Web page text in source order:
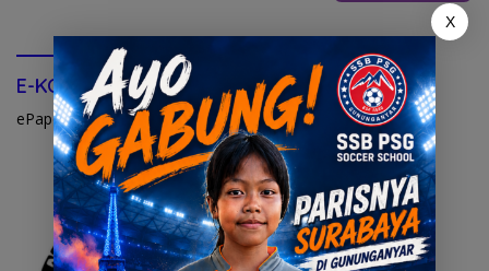
E-KORAN METRO SEMBILAN
ePapers
X